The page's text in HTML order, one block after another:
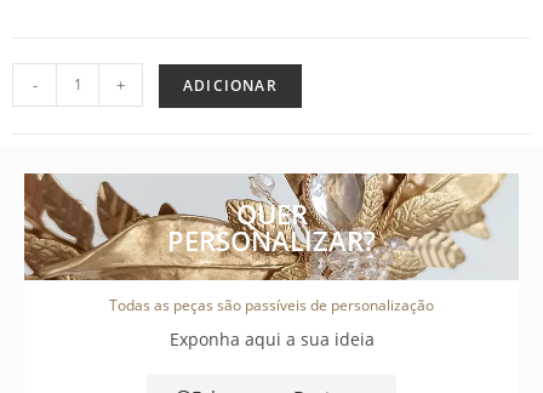
- + ADICIONAR
QUER
PERSONALIZAR?
Todas as peças são passíveis de personalização
Exponha aqui a sua ideia